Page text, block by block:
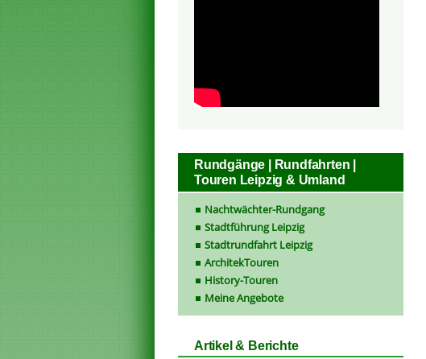
Rundgänge | Rundfahrten |
Touren Leipzig & Umland
Nachtwächter-Rundgang
Stadtführung Leipzig
Stadtrundfahrt Leipzig
ArchitekTouren
History-Touren
Meine Angebote
Artikel & Berichte